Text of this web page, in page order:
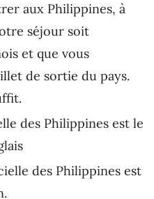
aux Philippines, à
séjour soit
et que vous
de sortie du pays.
des Philippines est le
des Philippines est